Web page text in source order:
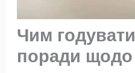
Чим
поради щодо